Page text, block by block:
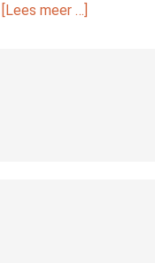
[Lees meer …]